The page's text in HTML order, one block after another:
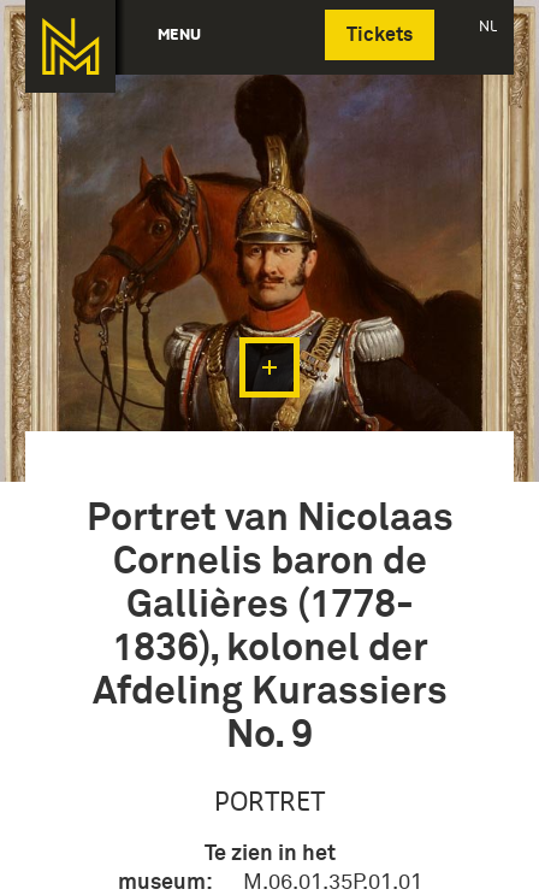
MENU Tickets NL
Deutsch
Portret van Nicolaas
Cornelis baron de
Gallières (1778-
1836), kolonel der
Afdeling Kurassiers
No. 9
PORTRET
Te zien in het
museum:
M.06.01.35P.01.01